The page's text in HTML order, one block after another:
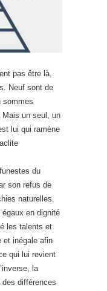
pas être là,
Neuf sont de
sommes
un seul, un
lui qui ramène
du
son refus de
naturelles.
en dignité
les talents et
et inégale afin
qui lui revient
la
des différences